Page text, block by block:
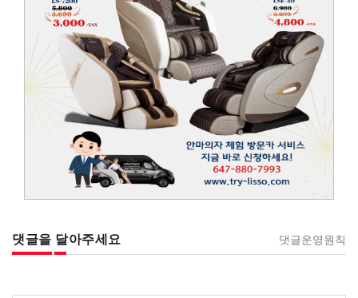
댓글을 달아주세요 댓글운영원칙